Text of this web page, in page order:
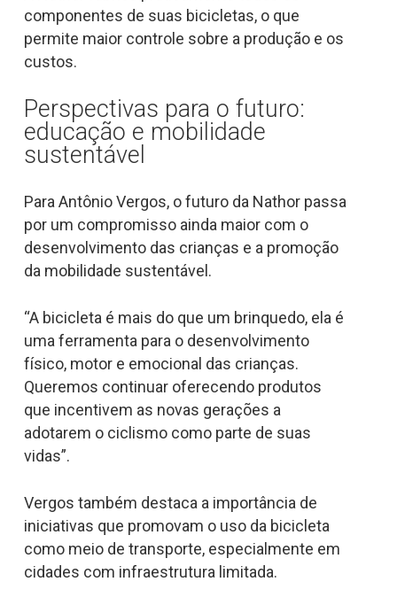
componentes de suas bicicletas, o que
permite maior controle sobre a produção e os
custos.
Perspectivas para o futuro:
educação e mobilidade
sustentável
Para Antônio Vergos, o futuro da Nathor passa
por um compromisso ainda maior com o
desenvolvimento das crianças e a promoção
da mobilidade sustentável.
“A bicicleta é mais do que um brinquedo, ela é
uma ferramenta para o desenvolvimento
físico, motor e emocional das crianças.
Queremos continuar oferecendo produtos
que incentivem as novas gerações a
adotarem o ciclismo como parte de suas
vidas”.
Vergos também destaca a importância de
iniciativas que promovam o uso da bicicleta
como meio de transporte, especialmente em
cidades com infraestrutura limitada.